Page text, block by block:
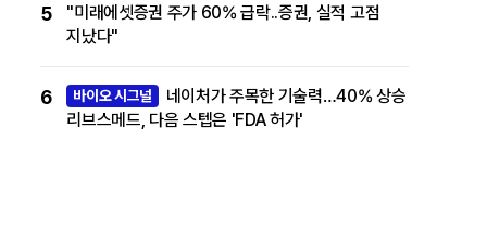
5
"미래에셋증권 주가 60% 급락..증권, 실적 고점
지났다"
6 바이오 시그널
네이처가 주목한 기술력…40% 상승
리브스메드, 다음 스텝은 'FDA 허가'